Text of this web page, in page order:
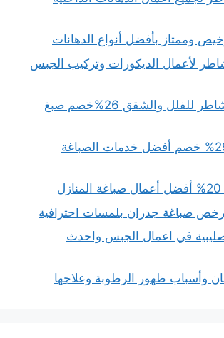
وممتاز بأفضل أنواع الدهانات
لأعمال الديكورات وتركيب الجبس
صباغ المسيلة شاطر للفلل والشقق 26%خصم صبغ
صباغ الضجيج 29% خصم أفضل خدمات الصباغة
صباغة جدران بلمسات احترافية
في اعمال الجبس واحدث
وأسباب ظهور الرطوبة وعلاجها